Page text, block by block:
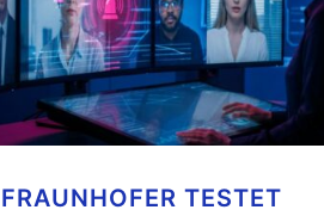
FRAUNHOFER TESTET